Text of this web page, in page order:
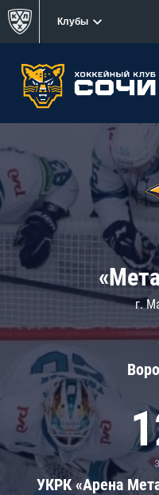
Клубы
г.
УКРК «Арена